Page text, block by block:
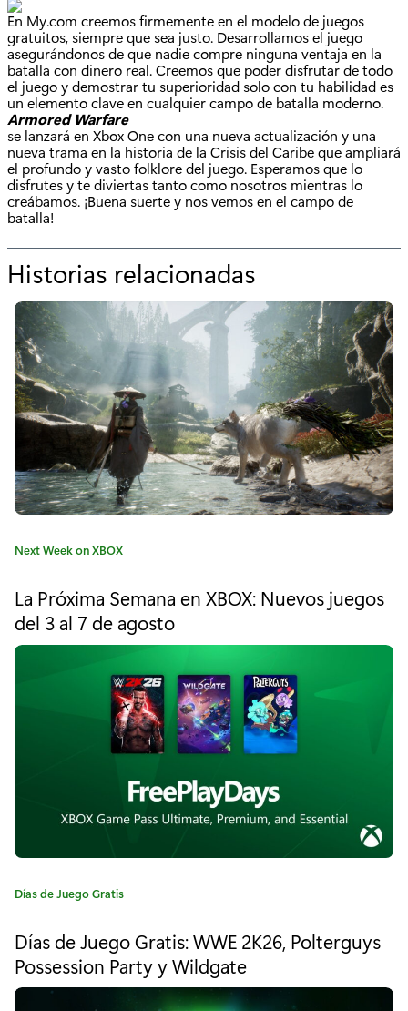
En My.com creemos firmemente en el modelo de juegos
gratuitos, siempre que sea justo. Desarrollamos el juego
asegurándonos de que nadie compre ninguna ventaja en la
batalla con dinero real. Creemos que poder disfrutar de todo
el juego y demostrar tu superioridad solo con tu habilidad es
un elemento clave en cualquier campo de batalla moderno.
Armored Warfare
se lanzará en Xbox One con una nueva actualización y una
nueva trama en la historia de la Crisis del Caribe que ampliará
el profundo y vasto folklore del juego. Esperamos que lo
disfrutes y te diviertas tanto como nosotros mientras lo
creábamos. ¡Buena suerte y nos vemos en el campo de
batalla!
Historias relacionadas
o
r
"
A
r
m
o
d
a
r
f
a
r
e
p
ó
x
i
C
e
g
o
Next Week on XBOX
La Próxima Semana en XBOX: Nuevos juegos
del 3 al 7 de agosto
C
e
g
o
Días de Juego Gratis
Días de Juego Gratis: WWE 2K26, Polterguys
Possession Party y Wildgate